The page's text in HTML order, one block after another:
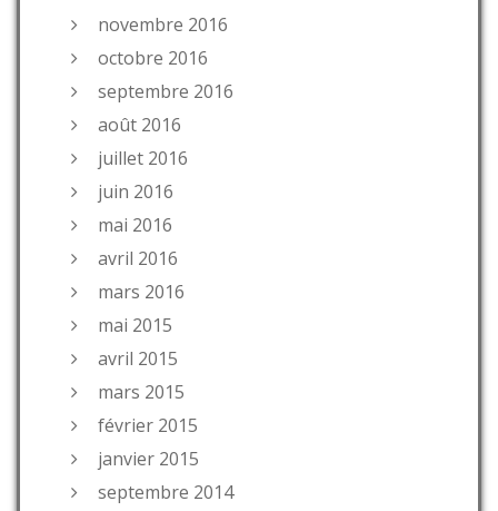
novembre 2016
octobre 2016
septembre 2016
août 2016
juillet 2016
juin 2016
mai 2016
avril 2016
mars 2016
mai 2015
avril 2015
mars 2015
février 2015
janvier 2015
septembre 2014